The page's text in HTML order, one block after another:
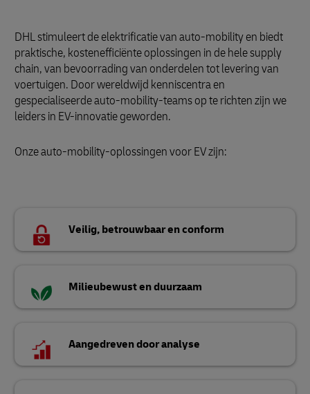
DHL stimuleert de elektrificatie van auto-mobility en biedt
praktische, kostenefficiënte oplossingen in de hele supply
chain, van bevoorrading van onderdelen tot levering van
voertuigen. Door wereldwijd kenniscentra en
gespecialiseerde auto-mobility-teams op te richten zijn we
leiders in EV-innovatie geworden.
Onze auto-mobility-oplossingen voor EV zijn:
Veilig, betrouwbaar en conform
Milieubewust en duurzaam
Aangedreven door analyse